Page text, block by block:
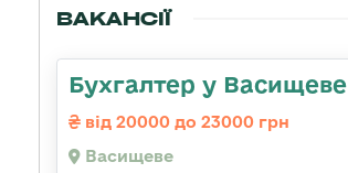
ВАКАНСІЇ
Бухгалтер у Васищеве
від 20000 до 23000 грн
Васищеве